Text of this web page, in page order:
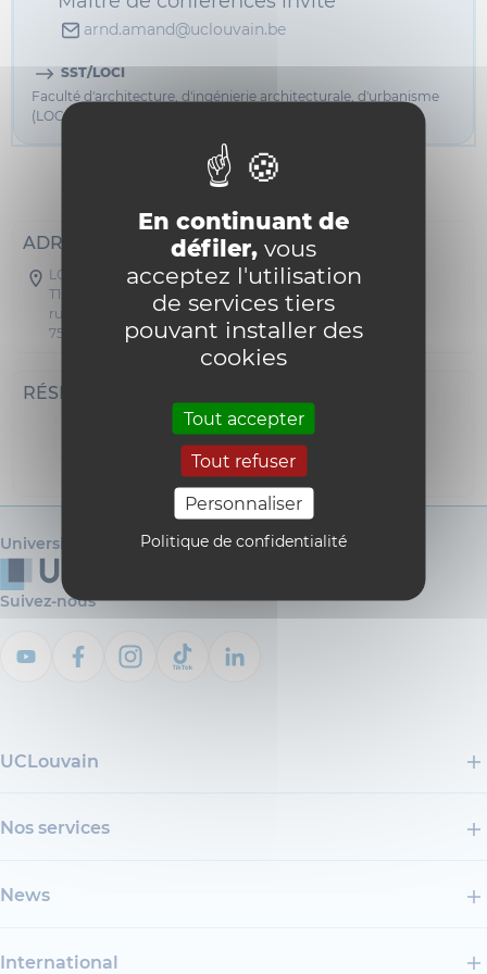
En continuant de
défiler, vous
acceptez l'utilisation
de services tiers
pouvant installer des
cookies
Tout accepter
Tout refuser
Personnaliser
Politique de confidentialité
arnd.amand@uclouvain.be
SST/LOCI
Faculté d'architecture, d'ingénierie architecturale, d'urbanisme
(LOCI)
Informations
ADRESSE POSTALE
LOCI - LOCI Tournai
T1.01.01
rue du Glategnies 6
7500 Tournai
RÉSEAUX SOCIAUX
i18n_0
Université catholique de Louvain
Suivez-nous
UCLouvain
Nos services
News
International